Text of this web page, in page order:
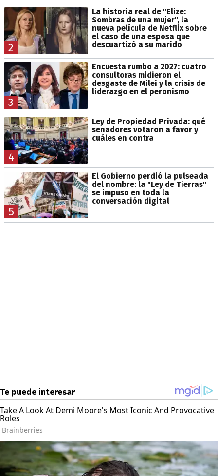
2
La historia real de "Elize:
Sombras de una mujer", la
nueva película de Netflix sobre
el caso de una esposa que
descuartizó a su marido
3
Encuesta rumbo a 2027: cuatro
consultoras midieron el
desgaste de Milei y la crisis de
liderazgo en el peronismo
4
Ley de Propiedad Privada: qué
senadores votaron a favor y
cuáles en contra
5
El Gobierno perdió la pulseada
del nombre: la "Ley de Tierras"
se impuso en toda la
conversación digital